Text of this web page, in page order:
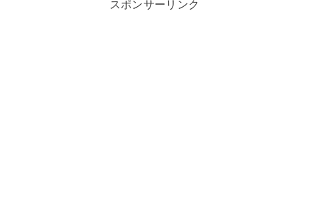
スポンサーリンク